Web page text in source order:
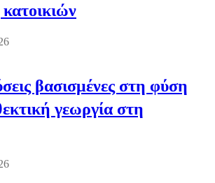
κατοικιών
βασισμένες στη φύση
γεωργία στη